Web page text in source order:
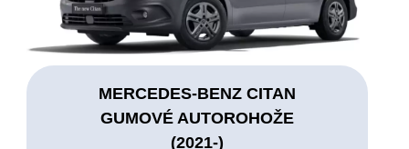
MERCEDES-BENZ CITAN
GUMOVÉ AUTOROHOŽE
(2021-)